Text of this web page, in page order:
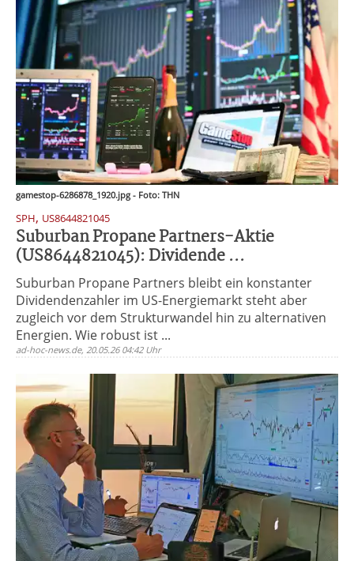
gamestop-6286878_1920.jpg - Foto: THN
SPH, US8644821045
Suburban Propane Partners-Aktie
(US8644821045): Dividende ...
Suburban Propane Partners bleibt ein konstanter
Dividendenzahler im US-Energiemarkt steht aber
zugleich vor dem Strukturwandel hin zu alternativen
Energien. Wie robust ist ...
ad-hoc-news.de, 20.05.26 04:42 Uhr